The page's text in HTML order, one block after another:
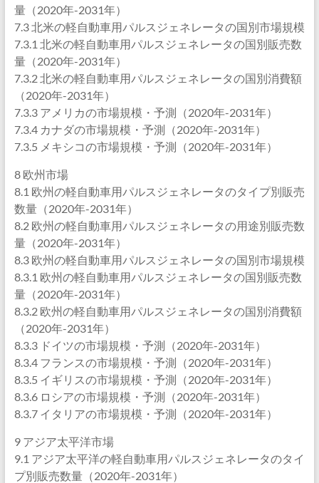
量（2020年-2031年）
7.3 北米の軽自動車用パルスジェネレータの国別市場規模
7.3.1 北米の軽自動車用パルスジェネレータの国別販売数
量（2020年-2031年）
7.3.2 北米の軽自動車用パルスジェネレータの国別消費額
（2020年-2031年）
7.3.3 アメリカの市場規模・予測（2020年-2031年）
7.3.4 カナダの市場規模・予測（2020年-2031年）
7.3.5 メキシコの市場規模・予測（2020年-2031年）
8 欧州市場
8.1 欧州の軽自動車用パルスジェネレータのタイプ別販売
数量（2020年-2031年）
8.2 欧州の軽自動車用パルスジェネレータの用途別販売数
量（2020年-2031年）
8.3 欧州の軽自動車用パルスジェネレータの国別市場規模
8.3.1 欧州の軽自動車用パルスジェネレータの国別販売数
量（2020年-2031年）
8.3.2 欧州の軽自動車用パルスジェネレータの国別消費額
（2020年-2031年）
8.3.3 ドイツの市場規模・予測（2020年-2031年）
8.3.4 フランスの市場規模・予測（2020年-2031年）
8.3.5 イギリスの市場規模・予測（2020年-2031年）
8.3.6 ロシアの市場規模・予測（2020年-2031年）
8.3.7 イタリアの市場規模・予測（2020年-2031年）
9 アジア太平洋市場
9.1 アジア太平洋の軽自動車用パルスジェネレータのタイ
プ別販売数量（2020年-2031年）